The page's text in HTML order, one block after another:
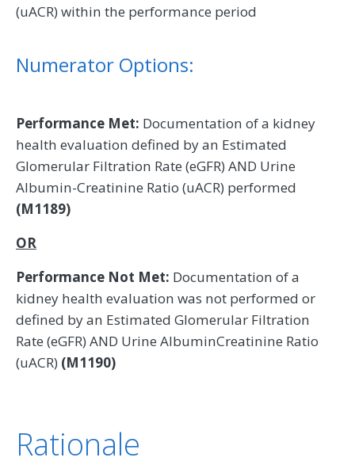
(uACR) within the performance period
Numerator Options:
Performance Met: Documentation of a kidney
health evaluation defined by an Estimated
Glomerular Filtration Rate (eGFR) AND Urine
Albumin-Creatinine Ratio (uACR) performed
(M1189)
OR
Performance Not Met: Documentation of a
kidney health evaluation was not performed or
defined by an Estimated Glomerular Filtration
Rate (eGFR) AND Urine AlbuminCreatinine Ratio
(uACR) (M1190)
Rationale